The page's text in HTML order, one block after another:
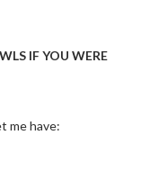
IF YOU WERE
me have: